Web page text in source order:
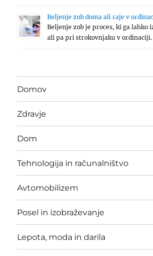
Beljenje zob doma ali raje v
Beljenje zob je proces, ki ga lahko
ali pa pri strokovnjaku v
Domov
Zdravje
Dom
Tehnologija in računalništvo
Avtomobilizem
Posel in izobraževanje
Lepota, moda in darila